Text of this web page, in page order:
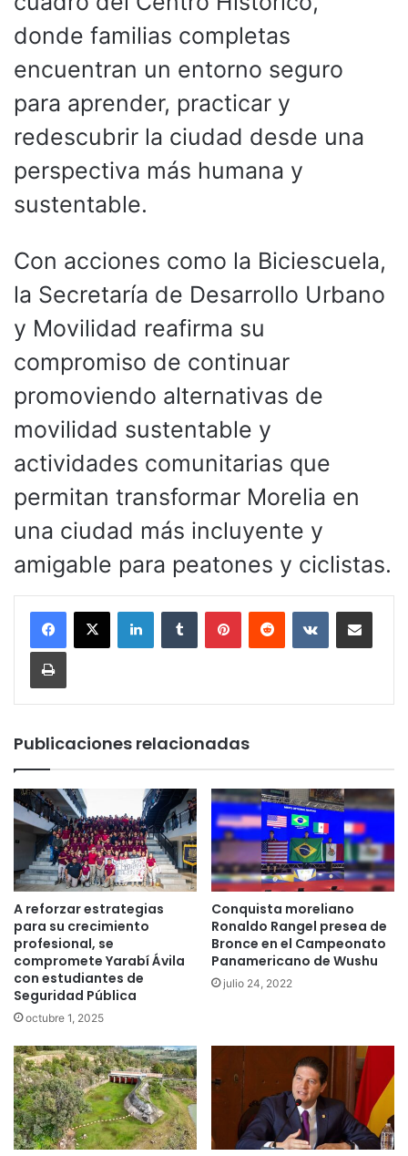
donde familias completas
encuentran un entorno seguro
para aprender, practicar y
redescubrir la ciudad desde una
perspectiva más humana y
sustentable.
Con acciones como la Biciescuela,
la Secretaría de Desarrollo Urbano
y Movilidad reafirma su
compromiso de continuar
promoviendo alternativas de
movilidad sustentable y
actividades comunitarias que
permitan transformar Morelia en
una ciudad más incluyente y
amigable para peatones y ciclistas.
LinkedInTumblr PinterestReddit VKontakteCompartir por
Imprimir
Publicaciones relacionadas
A reforzar estrategias
para su crecimiento
profesional, se
compromete Yarabí Ávila
con estudiantes de
Seguridad Pública
octubre 1, 2025
Conquista moreliano
Ronaldo Rangel presea de
Bronce en el Campeonato
Panamericano de Wushu
julio 24, 2022